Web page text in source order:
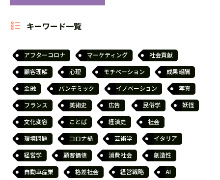
キーワード一覧
アフターコロナ マーケティング
社会貢献
顧客理解
心理 モチベーション
成果報酬
金融
パンデミック イノベーション
写真
フランス
美術史 広告 民俗学
妖怪
文化変容
ことば 経済史
社会
環境問題
コロナ禍 芸術学
イタリア
経営学
顧客価値 消費社会
創造性
自動車産業
格差社会 経営戦略
AI